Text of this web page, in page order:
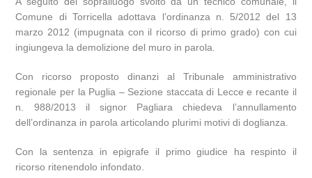
Comune di Torricella adottava l’ordinanza n. 5/2012 del 13
marzo 2012 (impugnata con il ricorso di primo grado) con cui
ingiungeva la demolizione del muro in parola.
Con ricorso proposto dinanzi al Tribunale amministrativo
regionale per la Puglia – Sezione staccata di Lecce e recante il
n. 988/2013 il signor Pagliara chiedeva l’annullamento
dell’ordinanza in parola articolando plurimi motivi di doglianza.
Con la sentenza in epigrafe il primo giudice ha respinto il
ricorso ritenendolo infondato.